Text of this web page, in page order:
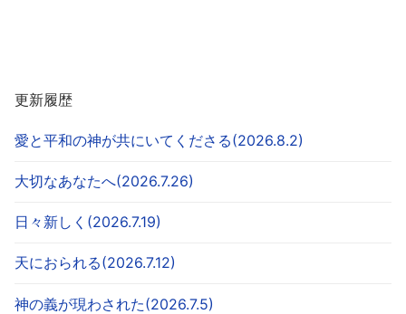
更新履歴
愛と平和の神が共にいてくださる(2026.8.2)
大切なあなたへ(2026.7.26)
日々新しく(2026.7.19)
天におられる(2026.7.12)
神の義が現わされた(2026.7.5)